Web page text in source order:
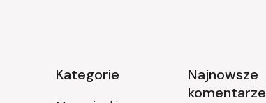
Kategorie
Najnowsze
komentarze